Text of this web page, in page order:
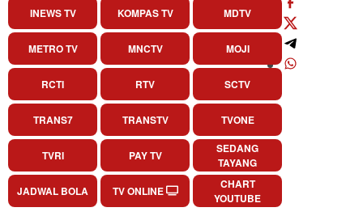
INEWS TV KOMPAS TV MDTV
METRO TV MNCTV MOJI
RCTI RTV SCTV
TRANS7 TRANSTV TVONE
TVRI PAY TV
SEDANG
TAYANG
JADWAL BOLA
TV ONLINE
CHART
YOUTUBE